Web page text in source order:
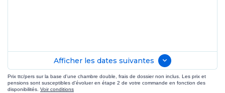
Afficher les dates suivantes
Prix ttc/pers sur la base d'une chambre double, frais de dossier non inclus. Les prix et
pensions sont susceptibles d'évoluer en étape 2 de votre commande en fonction des
disponibilités. Voir conditions